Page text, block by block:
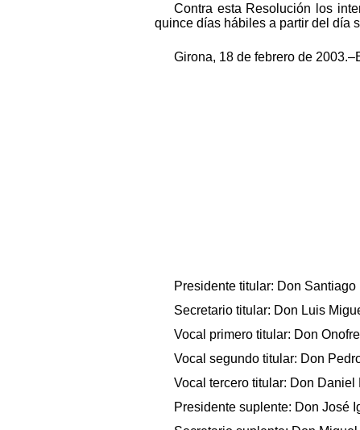
Contra esta Resolución los
quince días hábiles a partir del día
Girona, 18 de febrero de
Presidente titular: Don
Secretario titular: Don Luis
Vocal primero titular: Don
Vocal segundo titular: Don
Vocal tercero titular: Don
Presidente suplente: Don José